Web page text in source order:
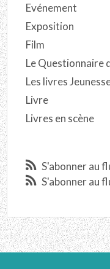
Evénement
Exposition
Film
Le Questionnaire
Les livres
Livre
Livres en scène
S'abonner au
S'abonner au